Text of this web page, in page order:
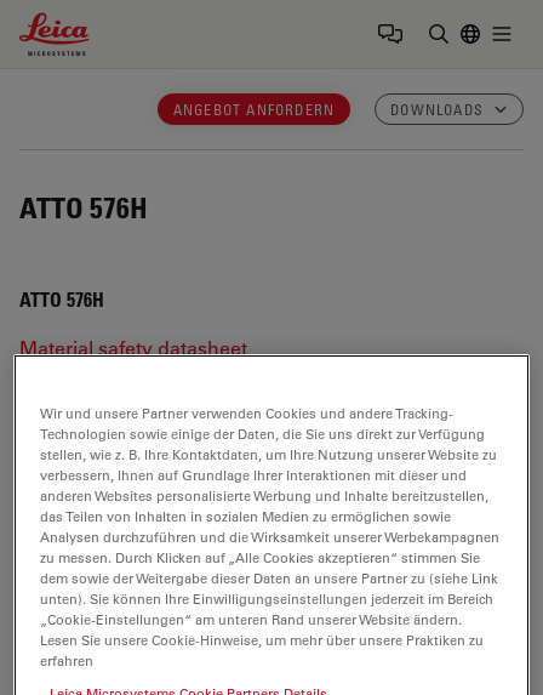
Leica Microsystems Logo
ANGEBOT ANFORDERN DOWNLOADS
ATTO 576H
ATTO 576H
Material safety datasheet
ATTO 576H
MATERIAL SAFETY DATASHEET
ATTO 576H acid msds de
Wir und unsere Partner verwenden Cookies und andere Tracking-
Technologien sowie einige der Daten, die Sie uns direkt zur Verfügung
stellen, wie z. B. Ihre Kontaktdaten, um Ihre Nutzung unserer Website zu
verbessern, Ihnen auf Grundlage Ihrer Interaktionen mit dieser und
anderen Websites personalisierte Werbung und Inhalte bereitzustellen,
das Teilen von Inhalten in sozialen Medien zu ermöglichen sowie
Analysen durchzuführen und die Wirksamkeit unserer Werbekampagnen
zu messen. Durch Klicken auf „Alle Cookies akzeptieren“ stimmen Sie
dem sowie der Weitergabe dieser Daten an unsere Partner zu (siehe Link
unten). Sie können Ihre Einwilligungseinstellungen jederzeit im Bereich
„Cookie-Einstellungen“ am unteren Rand unserer Website ändern.
Lesen Sie unsere Cookie-Hinweise, um mehr über unsere Praktiken zu
erfahren